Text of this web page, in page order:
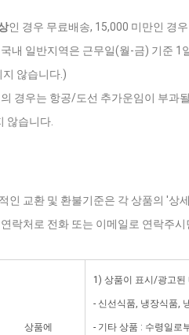
인 경우 무료배송, 15,000 미만인 경
내 일반지역은 근무일(월-금) 기준
않습니다.)
경우는 항공/도선 추가운임이 부과
않습니다.
인 교환 및 환불기준은 각 상품의 '상
락처로 전화 또는 이메일로 연락주
상품에
1) 상품이 표시/광고된
- 신선식품, 냉장식품,
- 기타 상품 : 수령일로